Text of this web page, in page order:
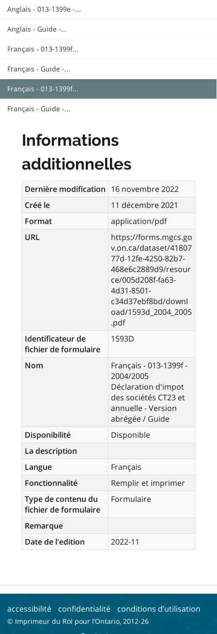
Anglais - 013-1399e -...
Anglais - Guide -...
Français - 013-1399f...
Français - Guide -...
Français - 013-1399f...
Français - Guide -...
Informations
additionnelles
Dernière modification 16 novembre 2022
Créé le
11 décembre 2021
Format
application/pdf
URL
https://forms.mgcs.go
v.on.ca/dataset/41807
77d-12fe-4250-82b7-
468e6c2889d9/resour
ce/005d208f-fa63-
4d31-8501-
c34d37ebf8bd/downl
oad/1593d_2004_2005
.pdf
Identificateur de
fichier de formulaire
1593D
Nom
Français - 013-1399f -
2004/2005
Déclaration d'impot
des sociétés CT23 et
annuelle - Version
abrégée / Guide
Disponibilité
Disponible
La description
Langue
Français
Fonctionnalité
Remplir et imprimer
Type de contenu du
fichier de formulaire
Formulaire
Remarque
Date de l'edition
2022-11
accessibilité confidentialité conditions d’utilisation
© Imprimeur du Roi pour l’Ontario, 2012-26